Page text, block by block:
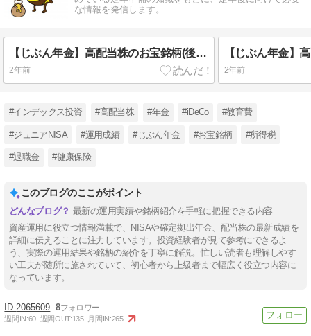
な情報を発信します。
【じぶん年金】高配当株のお宝銘柄(後半)の運用成績［2024年8月］
2年前 2年前
#インデックス投資 #高配当株 #年金 #iDeCo #教育費
#ジュニアNISA #運用成績 #じぶん年金 #お宝銘柄 #所得税
#退職金 #健康保険
このブログのここがポイント
最新の運用実績や銘柄紹介を手軽に把握できる内容
資産運用に役立つ情報満載で、NISAや確定拠出年金、配当株の最新成績を
詳細に伝えることに注力しています。投資経験者が見て参考にできるよ
う、実際の運用結果や銘柄の紹介を丁寧に解説。忙しい読者も理解しやす
い工夫が随所に施されていて、初心者から上級者まで幅広く役立つ内容に
なっています。
2065609 8
週間IN:60 週間OUT:135 月間IN:265